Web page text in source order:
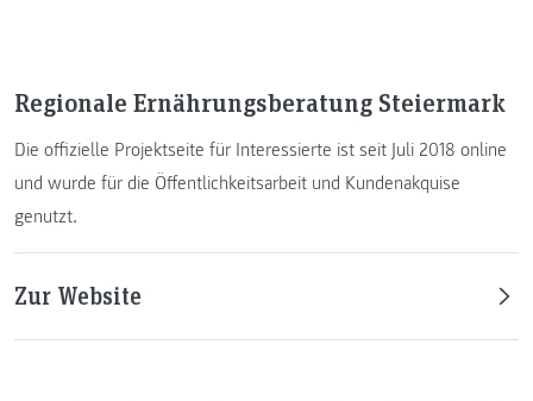
Regionale Ernährungsberatung Steiermark
Die offizielle Projektseite für Interessierte ist seit Juli 2018 online
und wurde für die Öffentlichkeitsarbeit und Kundenakquise
genutzt.
Zur Website